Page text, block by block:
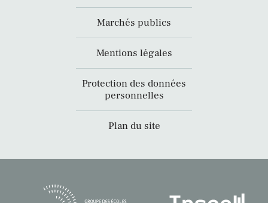
Marchés publics
Mentions légales
Protection des données
personnelles
Plan du site